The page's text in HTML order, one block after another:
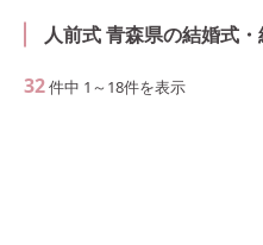
人前式 青森県の結婚式
32件中 1 ～ 18件を表示